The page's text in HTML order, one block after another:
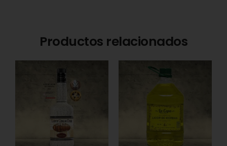
Productos relacionados